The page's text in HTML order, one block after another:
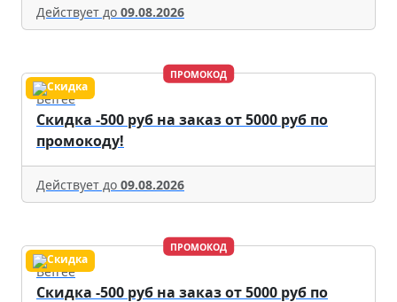
Действует до 09.08.2026
ПРОМОКОД
Befree
Скидка -500 руб на заказ от 5000 руб по
промокоду!
Действует до 09.08.2026
ПРОМОКОД
Befree
Скидка -500 руб на заказ от 5000 руб по